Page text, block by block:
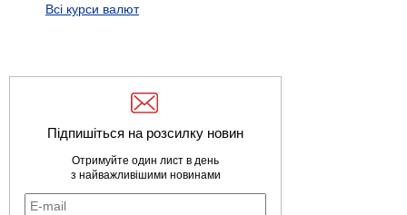
Всі курси валют
Підпишіться на розсилку новин
Отримуйте один лист в день
з найважливішими новинами